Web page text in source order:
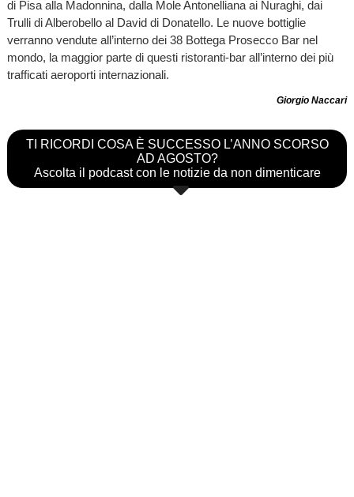
di Pisa alla Madonnina, dalla Mole Antonelliana ai Nuraghi, dai
Trulli di Alberobello al David di Donatello. Le nuove bottiglie
verranno vendute all’interno dei 38 Bottega Prosecco Bar nel
mondo, la maggior parte di questi ristoranti-bar all’interno dei più
trafficati aeroporti internazionali.
Giorgio Naccari
TI RICORDI COSA È SUCCESSO L’ANNO SCORSO
AD AGOSTO?
Ascolta il podcast con le notizie da non dimenticare